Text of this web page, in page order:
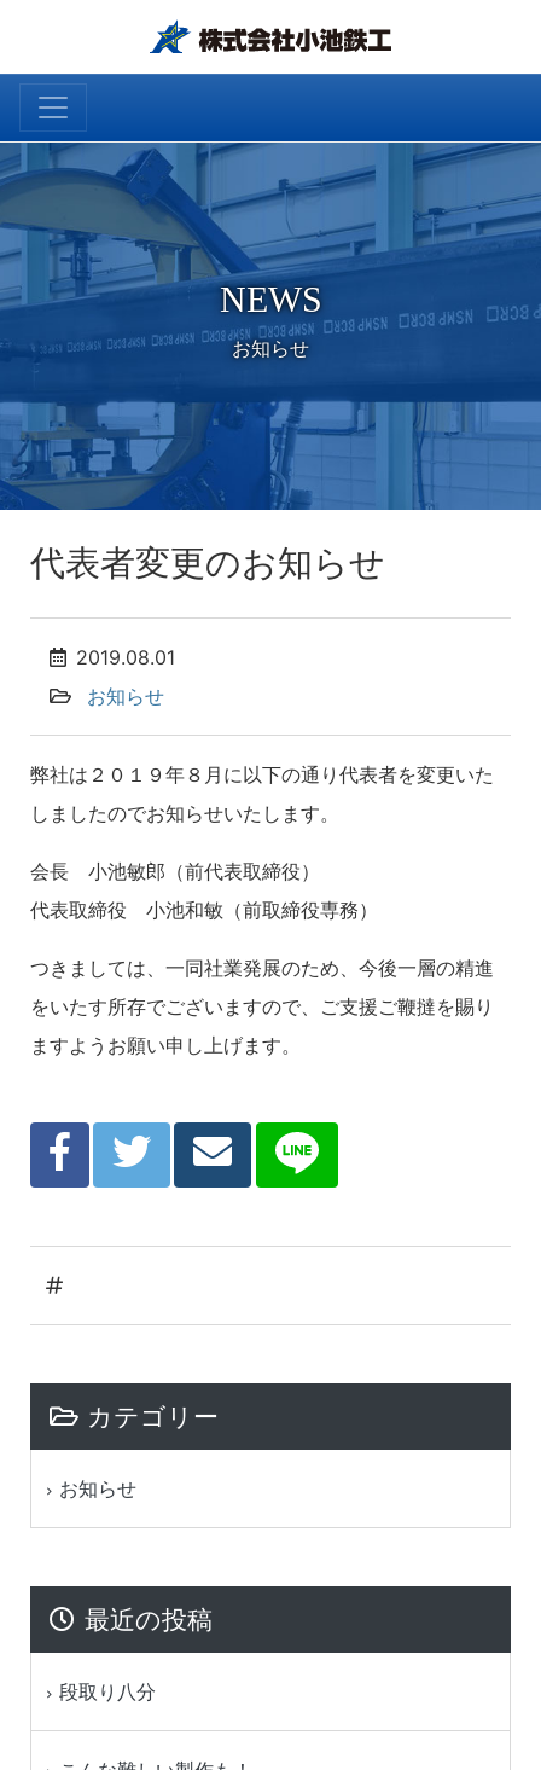
NEWS
お知らせ
代表者変更のお知らせ
2019.08.01
お知らせ
弊社は２０１９年８月に以下の通り代表者を変更いた
しましたのでお知らせいたします。
会長 小池敏郎（前代表取締役）
代表取締役 小池和敏（前取締役専務）
つきましては、一同社業発展のため、今後一層の精進
をいたす所存でございますので、ご支援ご鞭撻を賜り
ますようお願い申し上げます。
カテゴリー
お知らせ
最近の投稿
段取り八分